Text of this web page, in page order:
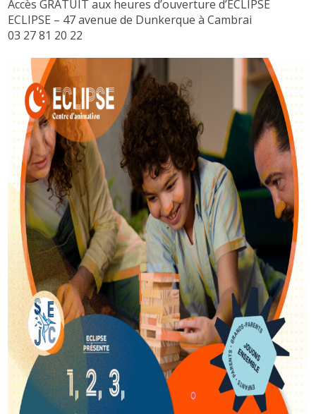
Accès GRATUIT aux heures d’ouverture d’ECLIPSE
ECLIPSE – 47 avenue de Dunkerque à Cambrai
03 27 81 20 22